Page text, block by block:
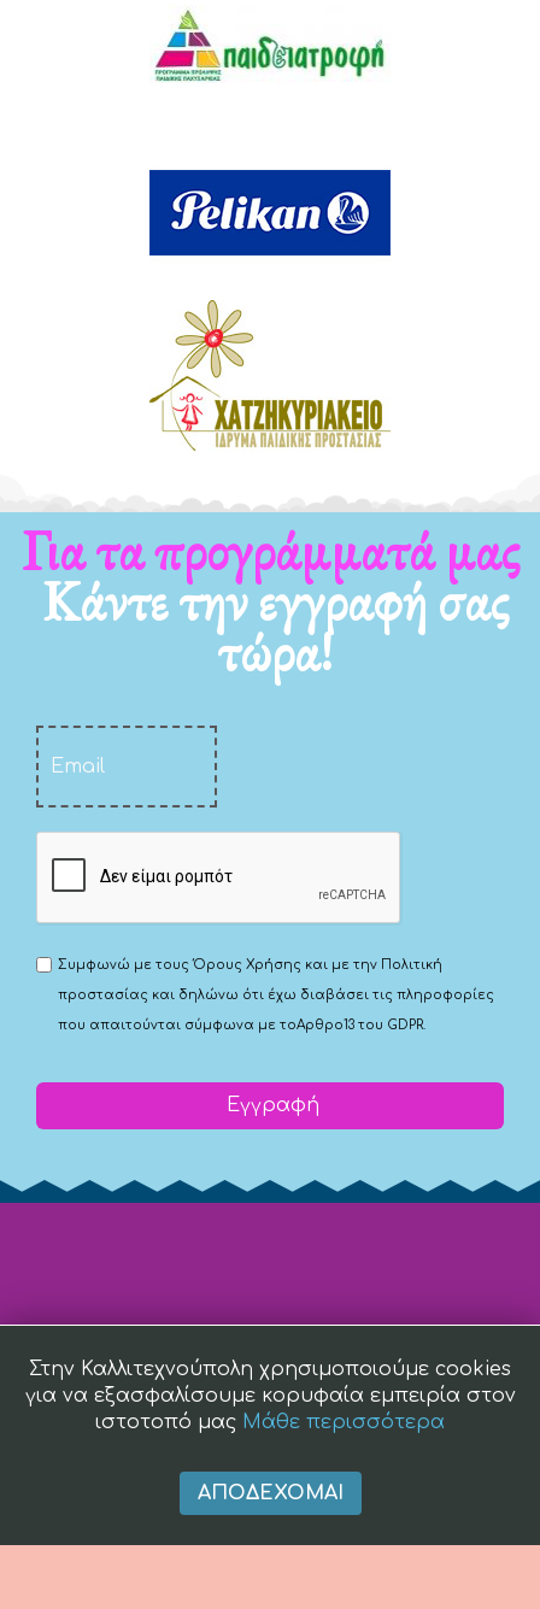
Για τα νέα μας
Κάντε την εγγραφή σας
τώρα!
Συμφωνώ με τουςΌρους Χρήσης και με την Πολιτική
προστασίας και δηλώνω ότι έχω διαβάσει τις πληροφορίες
που απαιτούνται σύμφωνα με τοΑρθρο13 του GDPR.
Εγγραφή
Στην Καλλιτεχνούπολη χρησιμοποιούμε cookies
για να εξασφαλίσουμε κορυφαία εμπειρία στον
ιστοτοπό μας Μάθε περισσότερα
ΑΠΟΔΈΧΟΜΑΙ